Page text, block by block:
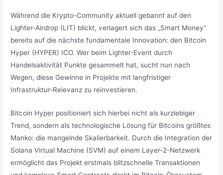
Während die Krypto-Community aktuell gebannt auf den
Lighter-Airdrop (LIT) blickt, verlagert sich das „Smart Money“
bereits auf die nächste fundamentale Innovation: den Bitcoin
Hyper (HYPER) ICO. Wer beim Lighter-Event durch
Handelsaktivität Punkte gesammelt hat, sucht nun nach
Wegen, diese Gewinne in Projekte mit langfristiger
Infrastruktur-Relevanz zu reinvestieren.
Bitcoin Hyper positioniert sich hierbei nicht als kurzlebiger
Trend, sondern als technologische Lösung für Bitcoins größtes
Manko: die mangelnde Skalierbarkeit. Durch die Integration der
Solana Virtual Machine (SVM) auf einem Layer-2-Netzwerk
ermöglicht das Projekt erstmals blitzschnelle Transaktionen